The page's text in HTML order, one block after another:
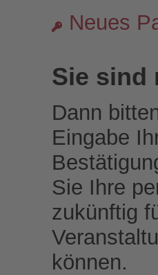
Neues
Sie sind
Dann
Eingabe
Sie Ihre
zukünftig
können.